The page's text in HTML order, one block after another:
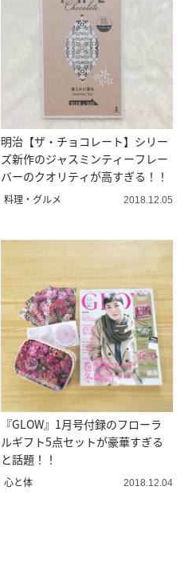
明治【ザ・チョコレート】シリー
ズ新作のジャスミンティーフレー
バーのクオリティが高すぎる！！
料理・グルメ 2018.12.05
『GLOW』1月号付録のフローラ
ルギフト5点セットが豪華すぎる
と話題！！
心と体 2018.12.04